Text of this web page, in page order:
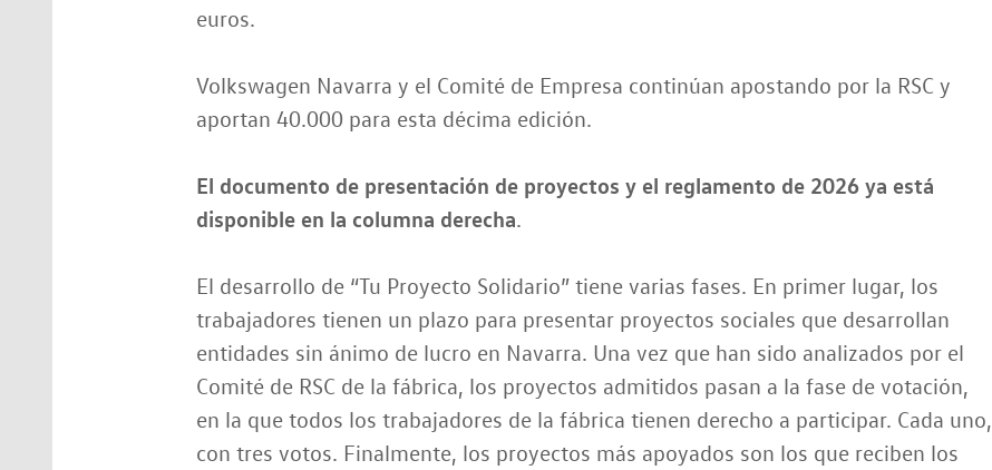
euros.
Volkswagen Navarra y el Comité de Empresa continúan apostando por la RSC y
aportan 40.000 para esta décima edición.
El documento de presentación de proyectos y el reglamento de 2026 ya está
disponible en la columna derecha.
El desarrollo de “Tu Proyecto Solidario” tiene varias fases. En primer lugar, los
trabajadores tienen un plazo para presentar proyectos sociales que desarrollan
entidades sin ánimo de lucro en Navarra. Una vez que han sido analizados por el
Comité de RSC de la fábrica, los proyectos admitidos pasan a la fase de votación,
en la que todos los trabajadores de la fábrica tienen derecho a participar. Cada uno,
con tres votos. Finalmente, los proyectos más apoyados son los que reciben los